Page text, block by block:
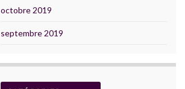
octobre 2019
septembre 2019